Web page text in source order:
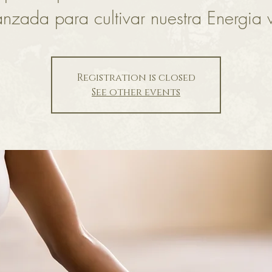
para cultivar nuestra Energia
Registration is closed
See other events